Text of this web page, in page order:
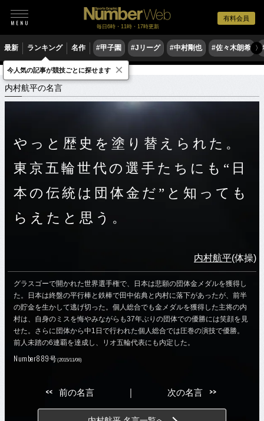
有料会員
毎日6時・11時・17時更新
最新 ランキング 名作 #甲子園 #Jリーグ #中村剛也 #佐々木朗希 〉
スポーツ名言集 ウ 内村航平の名言
内村航平の名言
やっと歴史を塗り替えられた。
東京五輪世代の選手たちにも“日
本の伝統は団体金だ”と知っても
らえたと思う。
内村航平(体操)
グラスゴーで開かれた世界選手権で、日本は悲願の団体金メダルを獲得し
た。日本は終盤の平行棒と鉄棒で田中佑典と内村に落下があったが、前半
の貯金を生かして逃げ切った。個人総合でも金メダルを獲得した主将の内
村は、自身のミスを悔やみながらも37年ぶりの団体での優勝には笑顔を見
せた。さらに団体から中1日で行われた個人総合では圧巻の演技で優勝。
前人未踏の6連覇を達成し、リオ五輪代表にも内定した。
Number889号(2015/11/06)
<< 前の名言 次の名言 >>
今人気の記事が競技ごとに探せます ×